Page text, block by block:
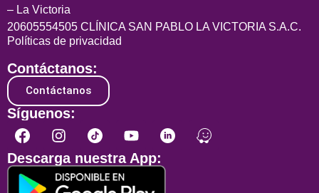
– La Victoria
20605554505 CLÍNICA SAN PABLO LA VICTORIA S.A.C.
Políticas de privacidad
Contáctanos:
Contáctanos
Síguenos:
Descarga nuestra App: